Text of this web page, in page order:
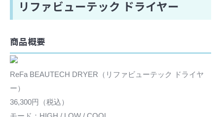
リファビューテック ドライヤー
商品概要
ReFa BEAUTECH DRYER（リファビューテック ドライヤ
ー）
36,300円（税込）